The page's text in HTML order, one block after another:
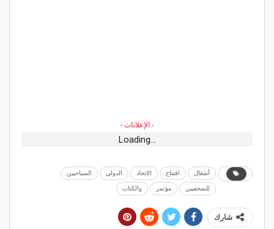
- الإعلانات -
Loading...
أشغال افتتاح الاتحاد الدولي السياحيين
للصحفيين مؤتمر والكتاب
شارك